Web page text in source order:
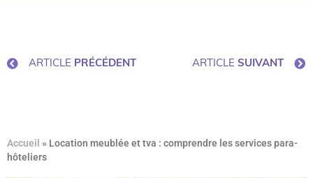
ARTICLE PRÉCÉDENT ARTICLE SUIVANT
Accueil » Location meublée et tva : comprendre les services para-
hôteliers